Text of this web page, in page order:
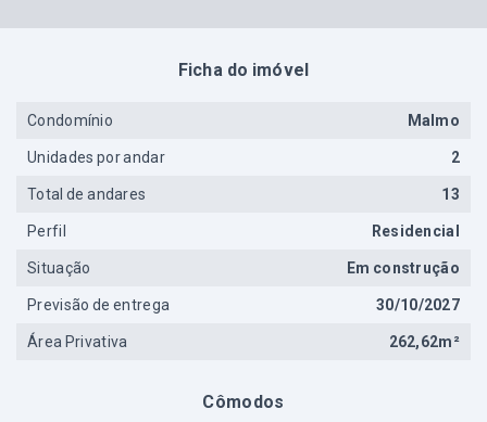
Cômodos
Ficha do imóvel
Condomínio Malmo
Unidades por andar 2
Total de andares 13
Perfil Residencial
Situação Em construção
Previsão de entrega 30/10/2027
Área Privativa 262,62m²